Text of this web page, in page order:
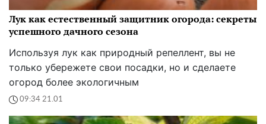
Лук как естественный защитник огорода: секреты
успешного дачного сезона
Используя лук как природный репеллент, вы не
только убережете свои посадки, но и сделаете
огород более экологичным
09:34 21.01